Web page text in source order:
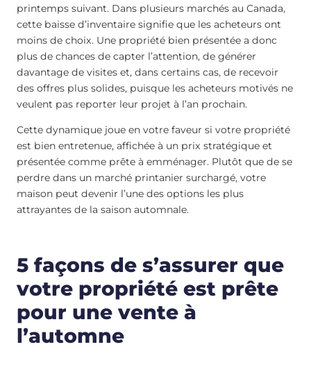
printemps suivant. Dans plusieurs marchés au Canada,
cette baisse d’inventaire signifie que les acheteurs ont
moins de choix. Une propriété bien présentée a donc
plus de chances de capter l’attention, de générer
davantage de visites et, dans certains cas, de recevoir
des offres plus solides, puisque les acheteurs motivés ne
veulent pas reporter leur projet à l’an prochain.
Cette dynamique joue en votre faveur si votre propriété
est bien entretenue, affichée à un prix stratégique et
présentée comme prête à emménager. Plutôt que de se
perdre dans un marché printanier surchargé, votre
maison peut devenir l’une des options les plus
attrayantes de la saison automnale.
5 façons de s’assurer que
votre propriété est prête
pour une vente à
l’automne